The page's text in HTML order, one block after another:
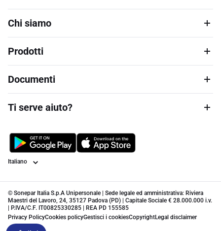
Chi siamo
Prodotti
Documenti
Ti serve aiuto?
Lingua
© Sonepar Italia S.p.A Unipersonale | Sede legale ed amministrativa: Riviera
Maestri del Lavoro, 24, 35127 Padova (PD) | Capitale Sociale € 28.000.000 i.v.
| P.IVA/C.F. IT00825330285 | REA PD 155585
Privacy PolicyCookies policyGestisci i cookiesCopyrightLegal disclaimer